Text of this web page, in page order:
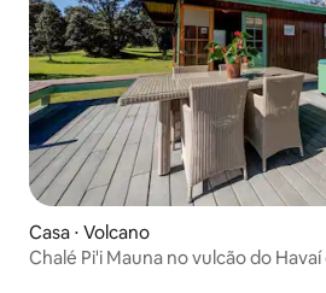
Casa ⋅ Volcano
Chalé Pi'i Mauna no vulcão do